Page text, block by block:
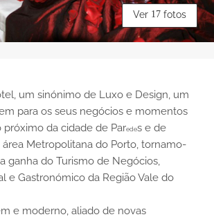
Ver 17 fotos
um sinónimo de Luxo e Design, um
para os seus negócios e momentos
próximo da cidade de Paredes e de
área Metropolitana do Porto, tornamo-
ganha do Turismo de Negócios,
e Gastronómico da Região Vale do
e moderno, aliado de novas